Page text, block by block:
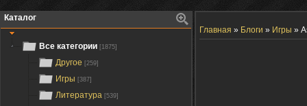
Каталог
Все категории [1875]
Другое [259]
Игры [387]
Литература [539]
Главная » Блоги » Игры »